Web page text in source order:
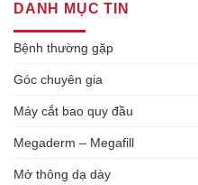
DANH MỤC TIN
Bệnh thường gặp
Góc chuyên gia
Máy cắt bao quy đầu
Megaderm – Megafill
Mở thông dạ dày